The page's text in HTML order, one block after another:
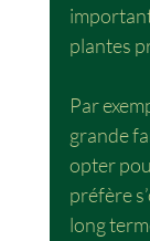
plantes
Par
grande
opter
préfère
long